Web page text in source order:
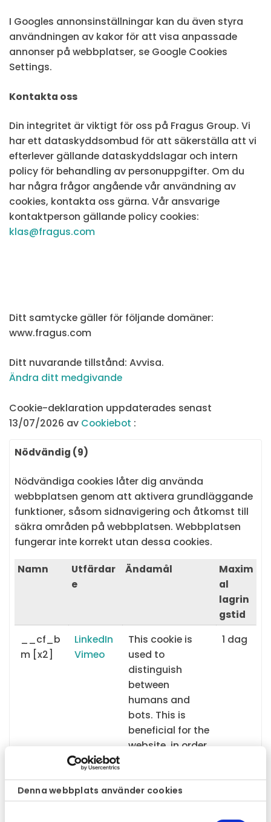
Denna webbplats använder cookies
I Googles annonsinställningar kan du även styra
användningen av kakor för att visa anpassade
annonser på webbplatser, se Google Cookies
Settings.
Kontakta oss
Din integritet är viktigt för oss på Fragus Group. Vi
har ett dataskyddsombud för att säkerställa att vi
efterlever gällande dataskyddslagar och intern
policy för behandling av personuppgifter. Om du
har några frågor angående vår användning av
cookies, kontakta oss gärna. Vår ansvarige
kontaktperson gällande policy cookies:
klas@fragus.com
Ditt samtycke gäller för följande domäner:
www.fragus.com
Ditt nuvarande tillstånd: Avvisa.
Ändra ditt medgivande
Cookie-deklaration uppdaterades senast
13/07/2026 av Cookiebot :
Nödvändig (9)
Nödvändiga cookies låter dig använda
webbplatsen genom att aktivera grundläggande
funktioner, såsom sidnavigering och åtkomst till
säkra områden på webbplatsen. Webbplatsen
fungerar inte korrekt utan dessa cookies.
Namn
Utfärdar
e
Ändamål
Maxim
al
lagrin
gstid
__cf_b
m [x2]
LinkedIn
Vimeo
This cookie is
used to
distinguish
between
humans and
bots. This is
beneficial for the
website, in order
use of their
website.
1 dag